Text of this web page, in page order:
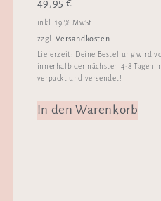
49,95€
inkl. 19 % MwSt.
zzgl.Versandkosten
Lieferzeit: Deine Bestellung wird
innerhalb der nächsten 4-8 Tagen
verpackt und versendet!
In den Warenkorb